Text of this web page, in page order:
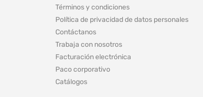
Términos y condiciones
Política de privacidad de datos personales
Contáctanos
Trabaja con nosotros
Facturación electrónica
Paco corporativo
Catálogos